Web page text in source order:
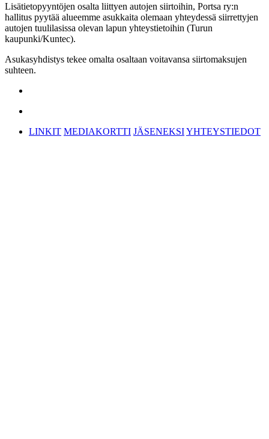
Lisätietopyyntöjen osalta liittyen autojen siirtoihin, Portsa ry:n
hallitus pyytää alueemme asukkaita olemaan yhteydessä siirrettyjen
autojen tuulilasissa olevan lapun yhteystietoihin (Turun
kaupunki/Kuntec).
Asukasyhdistys tekee omalta osaltaan voitavansa siirtomaksujen
suhteen.
LINKIT MEDIAKORTTI JÄSENEKSIYHTEYSTIEDOT